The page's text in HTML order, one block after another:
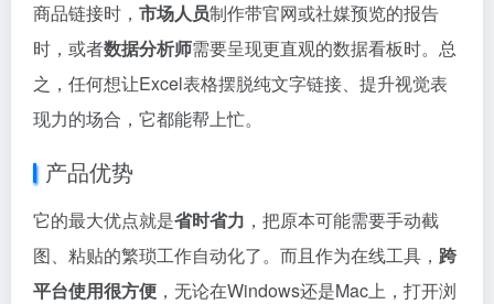
商品链接时， 市场人员制作带官网或社媒预览的报告
时，或者数据分析师需要呈现更直观的数据看板时。总
之，任何想让Excel表格摆脱纯文字链接、提升视觉表
现力的场合，它都能帮上忙。
产品优势
它的最大优点就是省时省力 ，把原本可能需要手动截
图、粘贴的繁琐工作自动化了。而且作为在线工具， 跨
平台使用很方便 ，无论在Windows还是Mac上，打开浏